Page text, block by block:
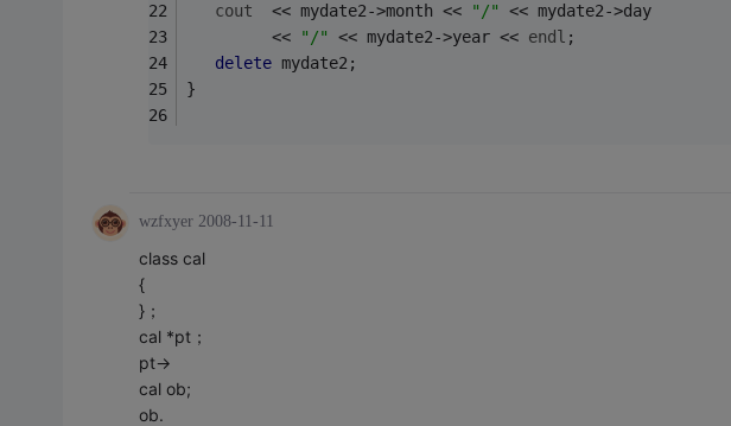
cout
  << mydate2->month <<
"/" << mydate2->day
         <<
"/" << mydate2->year << endl ;
delete mydate2;
}
wzfxyer 2008-11-11
class cal
{
}；
cal *pt；
pt->
cal ob;
ob.